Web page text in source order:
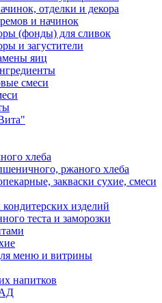
отделки и декора
и начинок
(фонды) для сливок
и загустители
яиц
смеси
хлеба
ржаного хлеба
закваски сухие, смеси
изделий
теста и заморозки
меню и витрины
напитков